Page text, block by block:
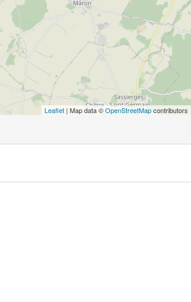
Leaflet | Map data ©OpenStreetMapcontributors